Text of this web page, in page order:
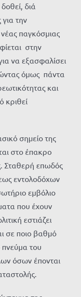
διά
την
παγκόσμιας
στην
να εξασφαλίσει
όμως πάντα
και
κριθεί
σημείο της
στο έπακρο
Σταθερή επωδός
εντολοδόχων
εμβόλιο
που έχουν
εστιάζει
σε ποιο βαθμό
του
όσων έπονται